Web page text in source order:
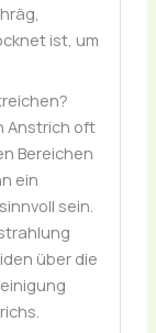
ist, um
Anstrich oft
Bereichen
ein
sein.
über die